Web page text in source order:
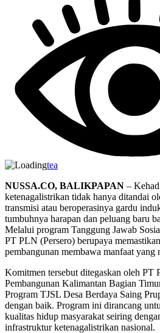
tea
NUSSA.CO, BALIKPAPAN –
ketenagalistrikan tidak hanya ditandai
transmisi atau beroperasinya gardu
tumbuhnya harapan dan peluang baru
Melalui program Tanggung Jawab
PT PLN (Persero) berupaya
pembangunan membawa manfaat yang
Komitmen tersebut ditegaskan oleh
Pembangunan Kalimantan Bagian
Program TJSL Desa Berdaya Saing
dengan baik. Program ini dirancang
kualitas hidup masyarakat seiring
infrastruktur ketenagalistrikan nasional.